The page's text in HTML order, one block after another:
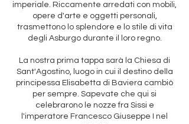
imperiale. Riccamente arredati con mobili,
opere d'arte e oggetti personali,
trasmettono lo splendore e lo stile di vita
degli Asburgo durante il loro regno.
La nostra prima tappa sarà la Chiesa di
Sant'Agostino, luogo in cui il destino della
principessa Elisabetta di Baviera cambiò
per sempre. Sapevate che qui si
celebrarono le nozze fra Sissi e
l'imperatore Francesco Giuseppe I nel